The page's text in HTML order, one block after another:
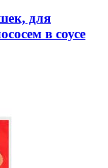
для
в соусе